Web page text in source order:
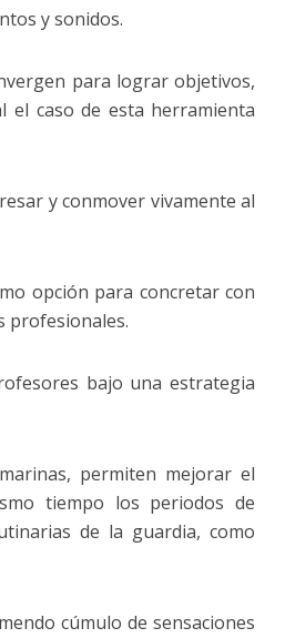
y sonidos.
para lograr objetivos,
el caso de esta herramienta
y conmover vivamente al
opción para concretar con
profesionales.
bajo una estrategia
permiten mejorar el
tiempo los periodos de
de la guardia, como
cúmulo de sensaciones